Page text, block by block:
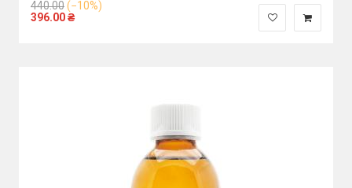
440.00(−10%)
396.00₴